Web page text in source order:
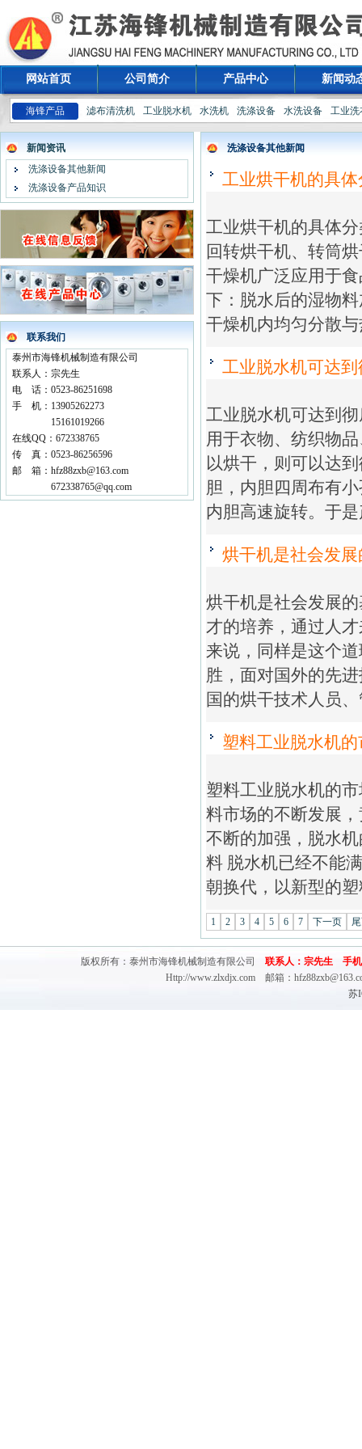
网站首页 公司简介 产品中心 新闻动
海锋产品 滤布清洗机 工业脱水机 水洗机 洗涤设备 水洗设备 工业洗
新闻资讯
洗涤设备其他新闻
洗涤设备产品知识
联系我们
泰州市海锋机械制造有限公司
联系人：宗先生
电 话：0523-86251698
手 机：13905262273
15161019266
在线QQ：672338765
传 真：0523-86256596
邮 箱：hfz88zxb@163.com
672338765@qq.com
洗涤设备其他新闻
工业烘干机的具
工业烘干机的具体
回转烘干机、转筒
干燥机广泛应用于
下：脱水后的湿物
干燥机内均匀分散
工业脱水机可达
工业脱水机可达到
用于衣物、纺织物
以烘干，则可以达
胆，内胆四周布有
内胆高速旋转。于
烘干机是社会发
烘干机是社会发展
才的培养，通过人
来说，同样是这个
胜，面对国外的先
国的烘干技术人员
塑料工业脱水机
塑料工业脱水机的
料市场的不断发展
不断的加强，脱水
料 脱水机已经不能
朝换代，以新型的
1 2 3 4 5 6 7 下一页
版权所有：泰州市海锋机械制造有限公司 联系人：宗先生 手机
Http://www.zlxdjx.com 邮箱：
苏